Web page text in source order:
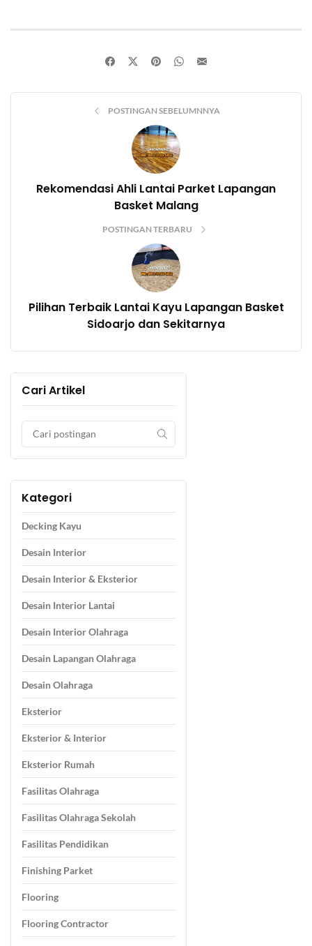
POSTINGAN SEBELUMNNYA
Rekomendasi Ahli Lantai Parket Lapangan
Basket Malang
POSTINGAN TERBARU
Pilihan Terbaik Lantai Kayu Lapangan Basket
Sidoarjo dan Sekitarnya
Cari Artikel
Kategori
Decking Kayu
Desain Interior
Desain Interior & Eksterior
Desain Interior Lantai
Desain Interior Olahraga
Desain Lapangan Olahraga
Desain Olahraga
Eksterior
Eksterior & Interior
Eksterior Rumah
Fasilitas Olahraga
Fasilitas Olahraga Sekolah
Fasilitas Pendidikan
Finishing Parket
Flooring
Flooring Contractor